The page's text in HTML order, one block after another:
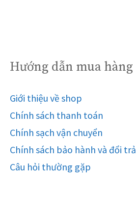
Hướng dẫn mua hàng
Giới thiệu về shop
Chính sách thanh toán
Chính sạch vận chuyển
Chính sách bảo hành và đổi trả
Câu hỏi thường gặp